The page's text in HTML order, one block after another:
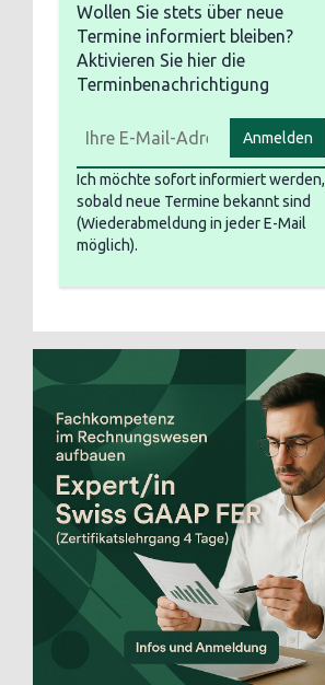
Wollen Sie stets über neue
Termine informiert bleiben?
Aktivieren Sie hier die
Terminbenachrichtigung
Anmelden
Ich möchte sofort informiert werden,
sobald neue Termine bekannt sind
(Wiederabmeldung in jeder E-Mail
möglich).